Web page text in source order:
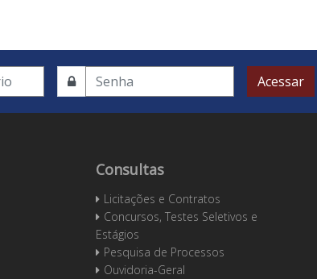
Acessar
Consultas
Licitações e Contratos
Concursos, Testes Seletivos e
Estágios
Pesquisa de Processos
Ouvidoria-Geral